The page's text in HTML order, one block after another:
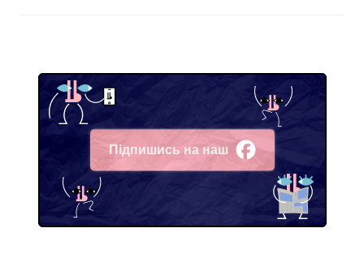
Підпишись на наш
Facebook